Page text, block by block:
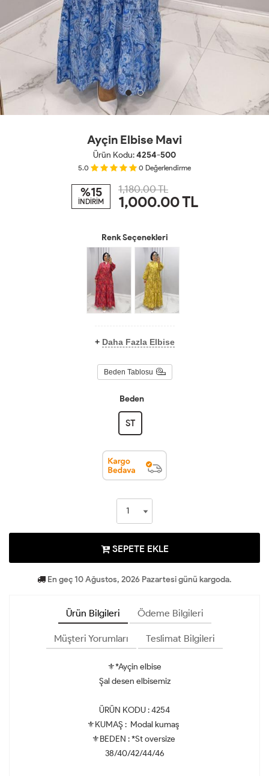
Ayçin Elbise Mavi
Ürün Kodu:4254-500
5.0 0 Değerlendirme
%15
İNDİRİM
1,180.00 TL
1,000.00TL
Renk Seçenekleri
+ Daha Fazla Elbise
Beden Tablosu
Beden
ST
SEPETE EKLE
En geç 10 Ağustos, 2026 Pazartesi günü kargoda.
Ürün Bilgileri Ödeme Bilgileri
Müşteri Yorumları Teslimat Bilgileri
⚜*Ayçin elbise
Şal desen elbisemiz
ÜRÜN KODU : 4254
⚜KUMAŞ : Modal kumaş
⚜BEDEN : *St oversize
38/40/42/44/46